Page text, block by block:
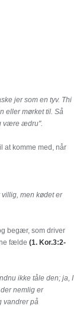
jer som en tyv. Thi
eller mørket til. Så
være ædru".
at komme med, når
villig, men kødet er
begær, som driver
fælde (1. Kor.3:2-
ikke tåle den; ja, I
nemlig er
vandrer på